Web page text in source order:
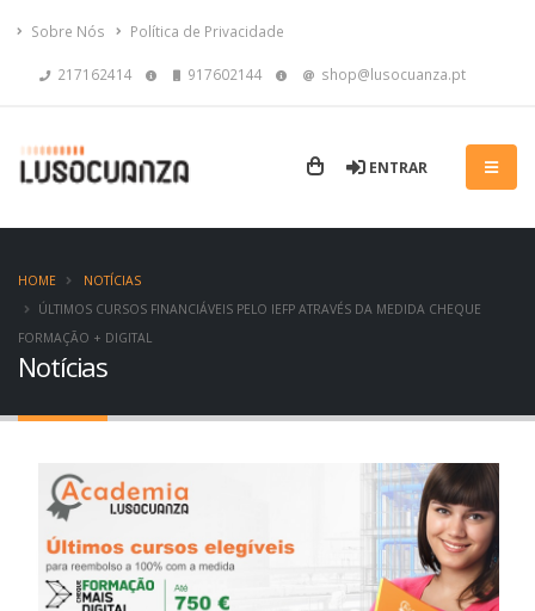
Sobre Nós Política de Privacidade
217162414 917602144 shop@lusocuanza.pt
ENTRAR
Notícias
HOME
NOTÍCIAS
ÚLTIMOS CURSOS FINANCIÁVEIS PELO IEFP ATRAVÉS DA MEDIDA CHEQUE
FORMAÇÃO + DIGITAL